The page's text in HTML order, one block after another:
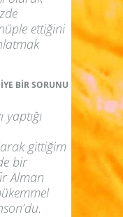
ettiğini
BİR SORUNU
gittiğim
bir
Alman